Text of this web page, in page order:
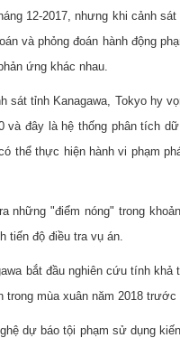
12-2017, nhưng khi cảnh
và phỏng đoán hành động
ứng khác nhau.
sát tỉnh Kanagawa, Tokyo hy
và đây là hệ thống phân tích
thể thực hiện hành vi phạm
những "điểm nóng" trong
tiến độ điều tra vụ án.
bắt đầu nghiên cứu tính
trong mùa xuân năm 2018
dự báo tội phạm sử dụng